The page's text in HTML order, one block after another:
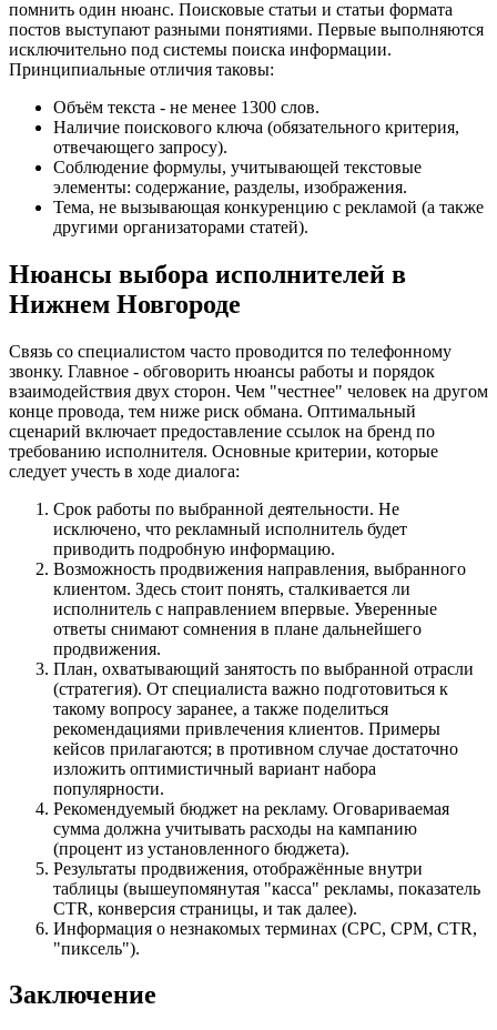
помнить один нюанс. Поисковые статьи и статьи формата
постов выступают разными понятиями. Первые выполняются
исключительно под системы поиска информации.
Принципиальные отличия таковы:
Объём текста - не менее 1300 слов.
Наличие поискового ключа (обязательного критерия,
отвечающего запросу).
Соблюдение формулы, учитывающей текстовые
элементы: содержание, разделы, изображения.
Тема, не вызывающая конкуренцию с рекламой (а также
другими организаторами статей).
Нюансы выбора исполнителей в
Нижнем Новгороде
Связь со специалистом часто проводится по телефонному
звонку. Главное - обговорить нюансы работы и порядок
взаимодействия двух сторон. Чем "честнее" человек на другом
конце провода, тем ниже риск обмана. Оптимальный
сценарий включает предоставление ссылок на бренд по
требованию исполнителя. Основные критерии, которые
следует учесть в ходе диалога:
Срок работы по выбранной деятельности. Не
исключено, что рекламный исполнитель будет
приводить подробную информацию.
Возможность продвижения направления, выбранного
клиентом. Здесь стоит понять, сталкивается ли
исполнитель с направлением впервые. Уверенные
ответы снимают сомнения в плане дальнейшего
продвижения.
План, охватывающий занятость по выбранной отрасли
(стратегия). От специалиста важно подготовиться к
такому вопросу заранее, а также поделиться
рекомендациями привлечения клиентов. Примеры
кейсов прилагаются; в противном случае достаточно
изложить оптимистичный вариант набора
популярности.
Рекомендуемый бюджет на рекламу. Оговариваемая
сумма должна учитывать расходы на кампанию
(процент из установленного бюджета).
Результаты продвижения, отображённые внутри
таблицы (вышеупомянутая "касса" рекламы, показатель
CTR, конверсия страницы, и так далее).
Информация о незнакомых терминах (CPC, CPM, CTR,
"пиксель").
Заключение